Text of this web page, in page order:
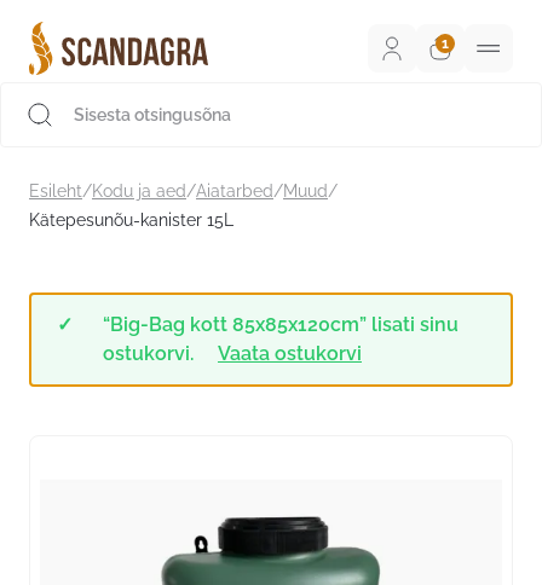
sisu
juurde
Esileht/Kodu ja aed/Aiatarbed/Muud/
Kätepesunõu-kanister 15L
“Big-Bag kott 85x85x120cm” lisati sinu
ostukorvi.
Vaata ostukorvi